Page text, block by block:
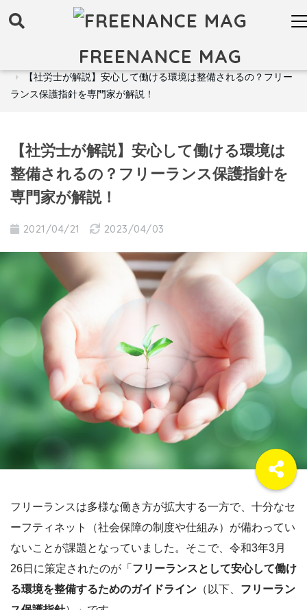
FREENANCE MAG
FREENANCE MAG トップ お金
フリーランス向け支援制度
【社労士が解説】安心して働ける環境は整備されるの？フリー
ランス保護指針を専門家が解説！
【社労士が解説】安心して働ける環境は
整備されるの？フリーランス保護指針を
専門家が解説！
2021/04/21 2023/04/03
フリーランスは多様な働き方が拡大する一方で、十分なセ
ーフティネット（社会保障の制度や仕組み）が備わってい
ないことが課題となっていました。そこで、令和3年3月
26日に策定されたのが「 フリーランスとして安心して働け
る環境を整備するためのガイドライン （以下、 フリーラン